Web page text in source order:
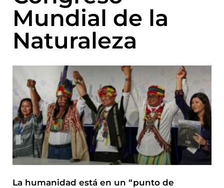
Mundial de la
Naturaleza
La humanidad está en un “punto de